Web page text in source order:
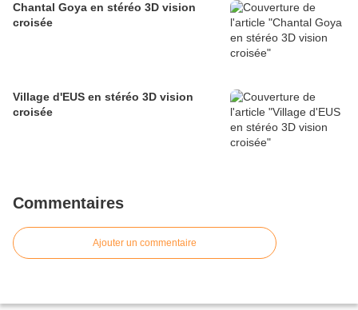
Chantal Goya en stéréo 3D vision
croisée
Village d'EUS en stéréo 3D vision
croisée
Commentaires
Ajouter un commentaire